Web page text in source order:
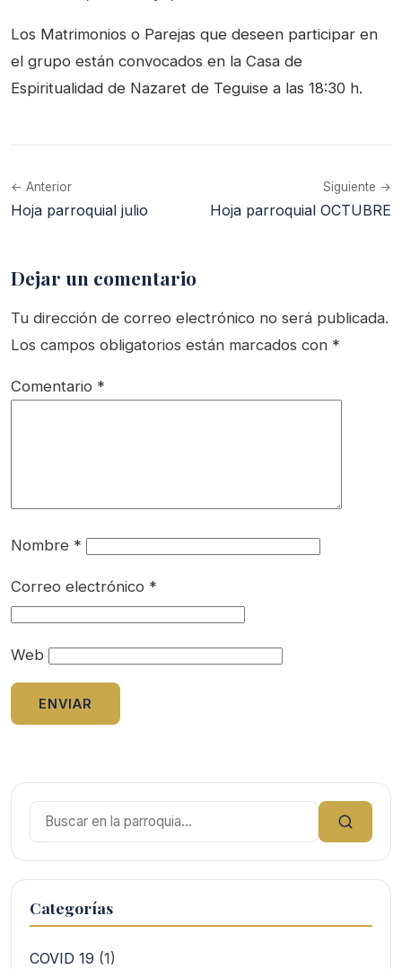
Los Matrimonios o Parejas que deseen participar en
el grupo están convocados en la Casa de
Espiritualidad de Nazaret de Teguise a las 18:30 h.
← Anterior
Hoja parroquial julio
Siguiente →
Hoja parroquial OCTUBRE
Dejar un comentario
Tu dirección de correo electrónico no será publicada.
Los campos obligatorios están marcados con *
Comentario *
Nombre *
Correo electrónico *
Web
Buscar:
Categorías
COVID 19 (1)